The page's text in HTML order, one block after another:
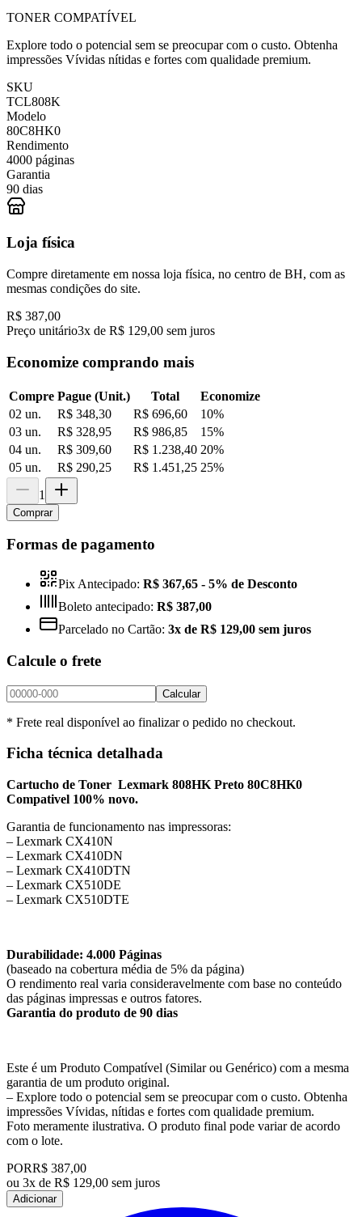
TONER COMPATÍVEL
Explore todo o potencial sem se preocupar com o custo. Obtenha
impressões Vívidas nítidas e fortes com qualidade premium.
SKU
TCL808K
Modelo
80C8HK0
Rendimento
4000 páginas
Garantia
90 dias
Loja física
Compre diretamente em nossa loja física, no centro de BH, com as
mesmas condições do site.
R$ 387,00
Preço unitário3x de R$ 129,00 sem juros
Economize comprando mais
Compre Pague (Unit.) Total
Economize
02 un.
R$ 348,30 R$ 696,60 10%
03 un.
R$ 328,95 R$ 986,85 15%
04 un.
R$ 309,60 R$ 1.238,40 20%
05 un.
R$ 290,25 R$ 1.451,25 25%
1
Comprar
Formas de pagamento
Pix Antecipado: R$ 367,65 - 5% de Desconto
Boleto antecipado: R$ 387,00
Parcelado no Cartão: 3x de R$ 129,00 sem juros
Calcule o frete
Calcular
* Frete real disponível ao finalizar o pedido no checkout.
Ficha técnica detalhada
Cartucho de Toner Lexmark 808HK Preto 80C8HK0
Compativel 100% novo.
Garantia de funcionamento nas impressoras:
– Lexmark CX410N
– Lexmark CX410DN
– Lexmark CX410DTN
– Lexmark CX510DE
– Lexmark CX510DTE
Durabilidade: 4.000 Páginas
(baseado na cobertura média de 5% da página)
O rendimento real varia consideravelmente com base no conteúdo
das páginas impressas e outros fatores.
Garantia do produto de 90 dias
Este é um Produto Compatível (Similar ou Genérico) com a mesma
garantia de um produto original.
– Explore todo o potencial sem se preocupar com o custo. Obtenha
impressões Vívidas, nítidas e fortes com qualidade premium.
Foto meramente ilustrativa. O produto final pode variar de acordo
com o lote.
PORR$ 387,00
ou 3x de R$ 129,00 sem juros
Adicionar